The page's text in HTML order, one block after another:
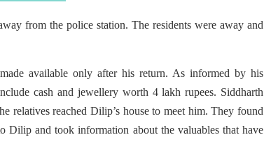
from the police station. The residents were away and
available only after his return. As informed by his
cash and jewellery worth 4 lakh rupees. Siddharth
relatives reached Dilip’s house to meet him. They found
Dilip and took information about the valuables that have